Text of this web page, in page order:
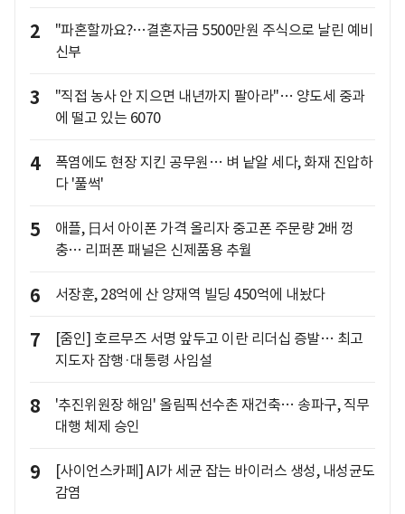
2
"파혼할까요?…결혼자금 5500만원 주식으로 날린 예비
신부
3
"직접 농사 안 지으면 내년까지 팔아라"… 양도세 중과
에 떨고 있는 6070
4
폭염에도 현장 지킨 공무원… 벼 낱알 세다, 화재 진압하
다 '풀썩'
5
애플, 日서 아이폰 가격 올리자 중고폰 주문량 2배 껑
충… 리퍼폰 패널은 신제품용 추월
6 서장훈, 28억에 산 양재역 빌딩 450억에 내놨다
7
[줌인] 호르무즈 서명 앞두고 이란 리더십 증발… 최고
지도자 잠행·대통령 사임설
8
'추진위원장 해임' 올림픽선수촌 재건축… 송파구, 직무
대행 체제 승인
9
[사이언스카페] AI가 세균 잡는 바이러스 생성, 내성균도
감염